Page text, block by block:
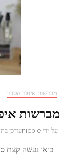
מברשות איפור הסבר
מברשות
על-ידי nicoleעודכן
בואו נעשה קצת